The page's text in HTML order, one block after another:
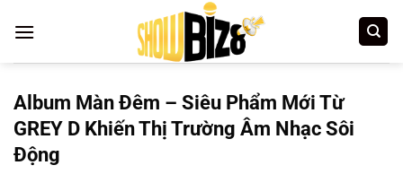
qua
Album Màn Đêm – Siêu Phẩm Mới Từ
GREY D Khiến Thị Trường Âm Nhạc Sôi
Động